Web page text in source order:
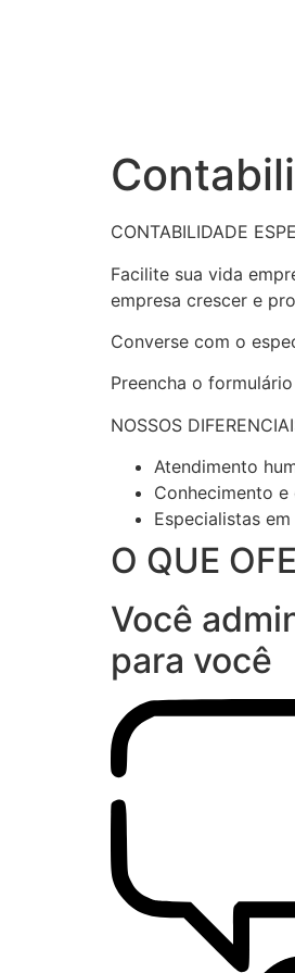
CONTABILIDADE
Facilite sua vida
empresa crescer e
Converse com o
Preencha o
NOSSOS
Atendimento
Conhecimento e
Especialistas
O QUE
Você
para você